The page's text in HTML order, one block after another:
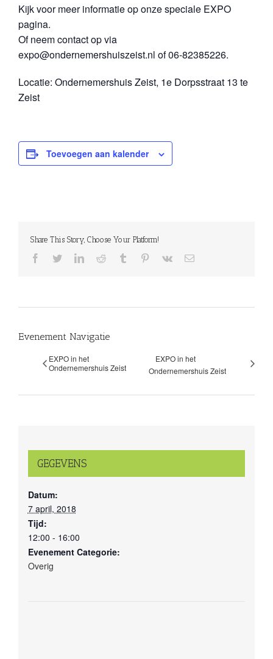
Kijk voor meer informatie op onze speciale EXPO
pagina.
Of neem contact op via
expo@ondernemershuiszeist.nl of 06-82385226.
Locatie: Ondernemershuis Zeist, 1e Dorpsstraat 13 te
Zeist
Toevoegen aan kalender
Share This Story, Choose Your Platform!
facebooktwitterlinkedinreddit tumblr pinterest
vk
E-
Evenement Navigatie
EXPO in het
Ondernemershuis Zeist
EXPO in het
Ondernemershuis Zeist
GEGEVENS
Datum:
7 april, 2018
Tijd:
12:00 - 16:00
Evenement Categorie:
Overig